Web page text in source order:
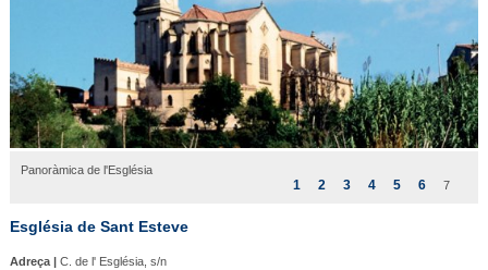
Panoràmica de l'Església
1 2 3 4 5 6 7
Església de Sant Esteve
Adreça |C. de l' Església, s/n